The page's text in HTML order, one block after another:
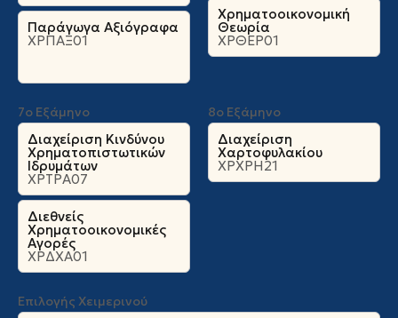
Παράγωγα Αξιόγραφα
ΧΡΠΑΞ01
Χρηματοοικονομική
Θεωρία
ΧΡΘΕΡ01
7ο Εξάμηνο
Διαχείριση Κινδύνου
Χρηματοπιστωτικών
Ιδρυμάτων
ΧΡΤΡΑ07
Διεθνείς
Χρηματοοικονομικές
Αγορές
ΧΡΔΧΑ01
8ο Εξάμηνο
Διαχείριση
Χαρτοφυλακίου
ΧΡΧΡΗ21
Επιλογής Χειμερινού